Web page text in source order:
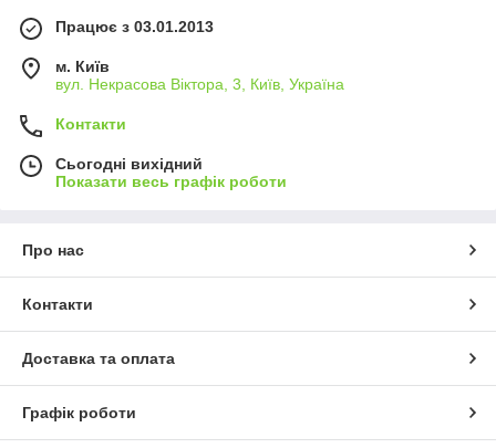
Працює з 03.01.2013
м. Київ
вул. Некрасова Віктора, 3, Київ, Україна
Контакти
Сьогодні вихідний
Показати весь графік роботи
Про нас
Контакти
Доставка та оплата
Графік роботи